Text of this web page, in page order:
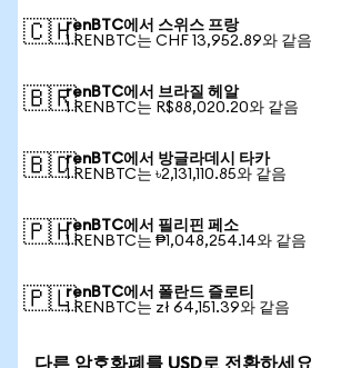
🇨🇭renBTC에서 스위스 프랑
1 RENBTC는 CHF 13,952.89와 같음
🇧🇷renBTC에서 브라질 헤알
1 RENBTC는 R$88,020.20와 같음
🇧🇩renBTC에서 방글라데시 타카
1 RENBTC는 ৳2,131,110.85와 같음
🇵🇭renBTC에서 필리핀 페소
1 RENBTC는 ₱1,048,254.14와 같음
🇵🇱renBTC에서 폴란드 즐로티
1 RENBTC는 zł 64,151.39와 같음
다른 암호화폐를 USD로 전환하세요